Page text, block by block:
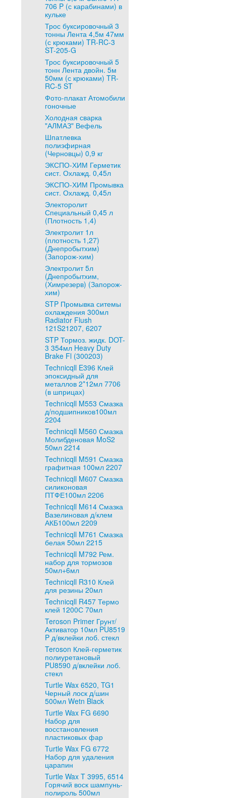
706 P (с карабинами) в
кульке
Трос буксировочный 3
тонны Лента 4,5м 47мм
(с крюками) TR-RC-3
ST-205-G
Трос буксировочный 5
тонн Лента двойн. 5м
50мм (с крюками) TR-
RC-5 ST
Фото-плакат Атомобили
гоночные
Холодная сварка
"АЛМАЗ" Вефель
Шпатлевка
полиэфирная
(Черновцы) 0,9 кг
ЭКСПО-ХИМ Герметик
сист. Охлажд. 0,45л
ЭКСПО-ХИМ Промывка
сист. Охлажд. 0,45л
Электоролит
Специальный 0,45 л
(Плотность 1,4)
Электролит 1л
(плотность 1,27)
(Днепробытхим)
(Запорож-хим)
Электролит 5л
(Днепробытхим,
(Химрезерв) (Запорож-
хим)
STP Промывка ситемы
охлаждения 300мл
Radiator Flush
121S21207, 6207
STP Тормоз. жидк. DOT-
3 354мл Heavy Duty
Brake Fl (300203)
Technicqll E396 Клей
эпоксидный для
металлов 2*12мл 7706
(в шприцах)
Technicqll M553 Смазка
д/подшипников100мл
2204
Technicqll M560 Смазка
Молибденовая MoS2
50мл 2214
Technicqll M591 Смазка
графитная 100мл 2207
Technicqll M607 Смазка
силиконовая
ПТФЕ100мл 2206
Technicqll M614 Смазка
Вазелиновая д/клем
АКБ100мл 2209
Technicqll M761 Смазка
белая 50мл 2215
Technicqll M792 Рем.
набор для тормозов
50мл+6мл
Technicqll R310 Клей
для резины 20мл
Technicqll R457 Термо
клей 1200С 70мл
Teroson Primer Грунт/
Активатор 10мл PU8519
P д/вклейки лоб. стекл
Teroson Клей-герметик
полиуретановый
PU8590 д/вклейки лоб.
стекл
Turtle Wax 6520, TG1
Черный лоск д/шин
500мл Wetn Black
Turtle Wax FG 6690
Набор для
восстановления
пластиковых фар
Turtle Wax FG 6772
Набор для удаления
царапин
Turtle Wax T 3995, 6514
Горячий воск шампунь-
полироль 500мл